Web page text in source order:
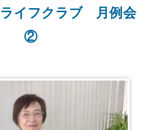
イフクラブ 月例会
②